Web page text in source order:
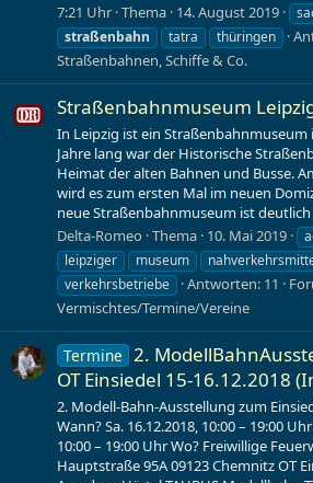
7:21 Uhr Thema 14. August 2019
straßenbahn
tatra thüringen
Straßenbahnen, Schiffe & Co.
Straßenbahnmuseum
In Leipzig ist ein Straßenbahnmuseum
Jahre lang war der Historische
Heimat der alten Bahnen und Busse.
wird es zum ersten Mal im neuen
neue Straßenbahnmuseum ist deutlich
Delta-Romeo Thema 10. Mai 2019
leipziger
museum
verkehrsbetriebe
Antworten: 11
Vermischtes/Termine/Vereine
Termine 2.
OT Einsiedel 15-16.12.2018
2. Modell-Bahn-Ausstellung zum
Wann? Sa. 16.12.2018, 10:00 – 19:00
10:00 – 19:00 Uhr Wo? Freiwillige
Hauptstraße 95A 09123 Chemnitz OT